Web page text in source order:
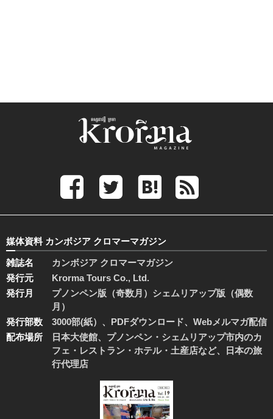
媒体資料 カンボジア クロマーマガジン
雑誌名
カンボジア クロマーマガジン
発行元
Krorma Tours Co., Ltd.
発行月
プノンペン版（奇数月）シェムリアップ版（偶数
月）
発行部数
3000部(紙）、PDFダウンロード、Webメルマガ配信
配布場所
日本大使館、プノンペン・シェムリアップ市内のカ
フェ・レストラン・ホテル・土産店など、日本の旅
行代理店